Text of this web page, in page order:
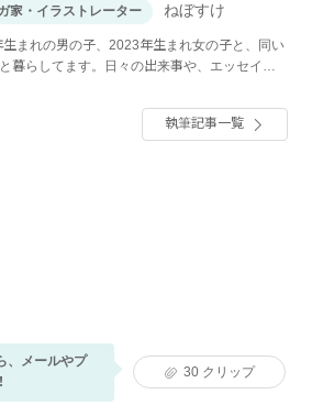
家・イラストレーター ねぼすけ
まれの男の子、2023年生まれ女の子と、同い
暮らしてます。日々の出来事や、エッセイな
執筆記事一覧
、メールやプ
30クリップ